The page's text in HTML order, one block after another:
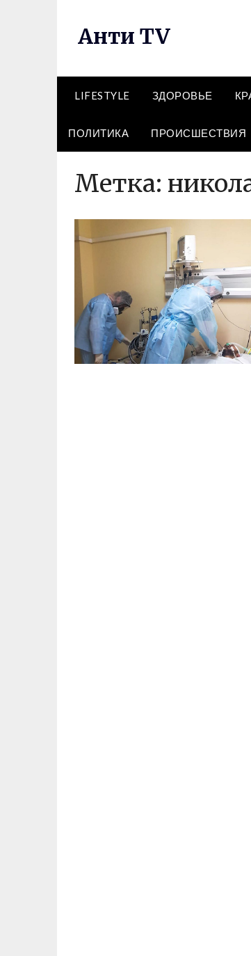
Анти TV
LIFESTYLE ЗДОРОВЬЕ
ПОЛИТИКА ПРОИСШЕСТВИЯ
Метка: